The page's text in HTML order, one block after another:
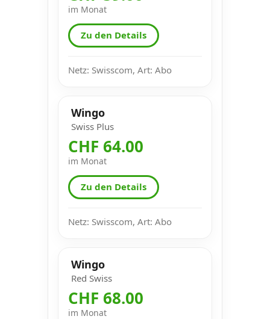
im Monat
Zu den Details
Netz: Swisscom, Art: Abo
Wingo
Swiss Plus
CHF 64.00
im Monat
Zu den Details
Netz: Swisscom, Art: Abo
Wingo
Red Swiss
CHF 68.00
im Monat